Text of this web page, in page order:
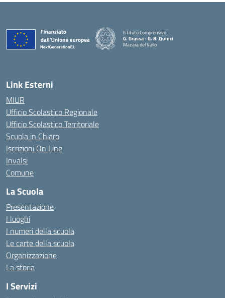
Istituto Comprensivo
G. Grassa - G. B. Quinci
Mazara del Vallo
Link Esterni
MIUR
Ufficio Scolastico Regionale
Ufficio Scolastico Territoriale
Scuola in Chiaro
Iscrizioni On Line
Invalsi
Comune
La Scuola
Presentazione
I luoghi
I numeri della scuola
Le carte della scuola
Organizzazione
La storia
I Servizi